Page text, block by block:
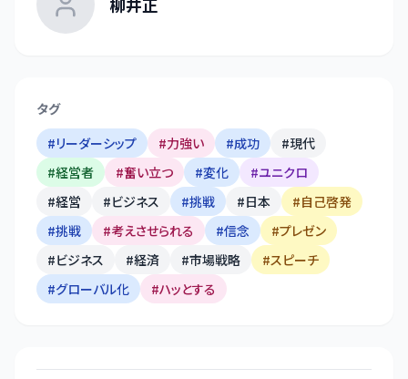
タグ
#リーダーシップ #力強い #成功 #現代
#経営者 #奮い立つ #変化 #ユニクロ
#経営 #ビジネス #挑戦 #日本 #自己啓発
#挑戦 #考えさせられる #信念 #プレゼン
#ビジネス #経済 #市場戦略 #スピーチ
#グローバル化 #ハッとする